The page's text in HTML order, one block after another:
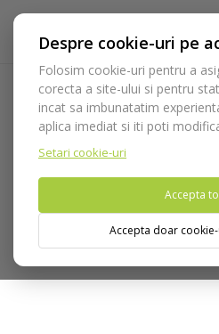
Despre cookie-uri pe
Folosim cookie-uri pentru a
corecta a site-ului si pentru
incat sa imbunatatim
aplica imediat si iti poti
Setari cookie-uri
Accepta
Accepta doar
Acasa Consumabile
matrici
Pene interdentare de
Nu puteti plasa comenzi din tara